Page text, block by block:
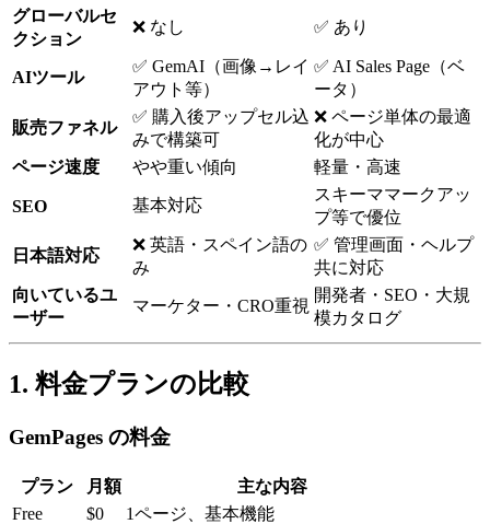
グローバルセ
クション
❌ なし ✅ あり
AIツール
✅ GemAI（画像→レイ
アウト等）
✅ AI Sales Page（ベ
ータ）
販売ファネル
✅ 購入後アップセル込
みで構築可
❌ ページ単体の最適
化が中心
ページ速度
やや重い傾向 軽量・高速
SEO 基本対応
スキーママークアッ
プ等で優位
日本語対応
❌ 英語・スペイン語の
み
✅ 管理画面・ヘルプ
共に対応
向いているユ
ーザー
マーケター・CRO重視
開発者・SEO・大規
模カタログ
1. 料金プランの比較
GemPages の料金
プラン 月額
主な内容
Free
$0
1ページ、基本機能